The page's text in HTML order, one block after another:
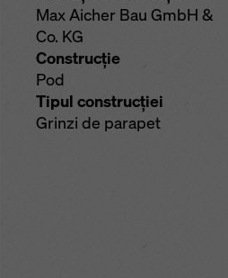
Max Aicher Bau GmbH &
Co. KG
Construcţie
Pod
Tipul construcţiei
Grinzi de parapet